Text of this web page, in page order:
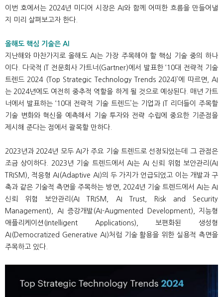
이번 호에서는 2024년 미디어 시장은 AI와 함께 어떠한 흐름을 만들어낼
지 미리 살펴보고자 한다.
올해도 핵심 기술은 AI
지난해와 마찬가지로 올해도 AI는 가장 주목해야 할 핵심 기술 중의 하나
이다. 다국적 IT 전문회사 가트너(Gartner)에서 발표한 ‘10대 전략적 기술
트렌드 2024 (Top Strategic Technology Trends 2024)’에 따르면, AI
는 2024년에도 여전히 중추적 역할을 하게 될 것으로 예상된다. 매년 가트
너에서 발표하는 ‘10대 전략적 기술 트렌드’는 기업과 IT 리더들이 주목할
기술 변화와 혁신을 예측해서 기술 투자와 전략 수립에 중요한 기준점을
제시해 준다는 점에서 괄목할 만하다.
2023년과 2024년 모두 AI가 주요 기술 트렌드로 선정되었는데 그 관점은
조금 상이하다. 2023년 기술 트렌드에서 AI는 AI 신뢰 위험 보안관리(AI
TRISM), 적응형 AI(Adaptive AI)의 두 가지가 언급되었고 이는 개발과 구
축과 같은 기술적 측면을 주목하는 방면, 2024년 기술 트렌드에서 AI는 AI
신뢰 위험 보안관리(AI TRISM, AI Trust, Risk and Security
Management), AI 증강개발(AI-Augmented Development), 지능형
애플리케이션(Intelligent Applications), 보편화된 생성형
AI(Democratized Generative AI)처럼 기술 활용을 위한 실용적 측면을
주목하고 있다.